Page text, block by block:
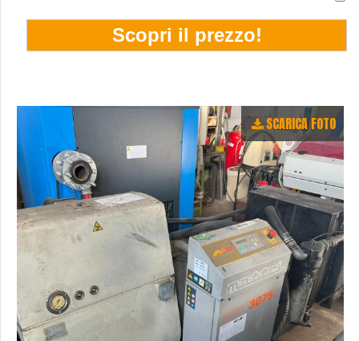
SCARICA FOTO